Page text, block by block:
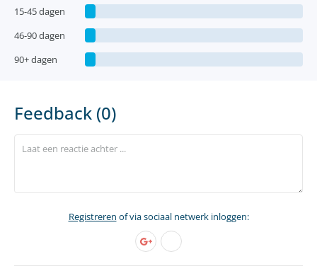
15-45 dagen
46-90 dagen
90+ dagen
Feedback (0)
Registreren of via sociaal netwerk inloggen: